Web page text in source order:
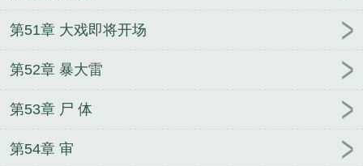
第51章 大戏即将开场
第52章 暴大雷
第53章 尸 体
第54章 审